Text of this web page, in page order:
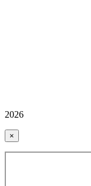
2026
×